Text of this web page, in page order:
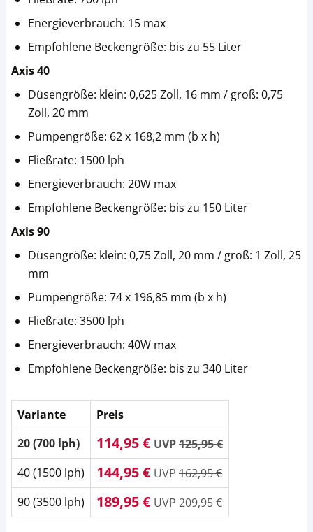
Energieverbrauch: 15 max
Empfohlene Beckengröße: bis zu 55 Liter
Axis 40
Düsengröße: klein: 0,625 Zoll, 16 mm / groß: 0,75
Zoll, 20 mm
Pumpengröße: 62 x 168,2 mm (b x h)
Fließrate: 1500 lph
Energieverbrauch: 20W max
Empfohlene Beckengröße: bis zu 150 Liter
Axis 90
Düsengröße: klein: 0,75 Zoll, 20 mm / groß: 1 Zoll, 25
mm
Pumpengröße: 74 x 196,85 mm (b x h)
Fließrate: 3500 lph
Energieverbrauch: 40W max
Empfohlene Beckengröße: bis zu 340 Liter
Variante
Preis
20 (700 lph)
114,95 € UVP125,95 €
40 (1500 lph)
144,95 € UVP 162,95 €
90 (3500 lph)
189,95 € UVP 209,95 €